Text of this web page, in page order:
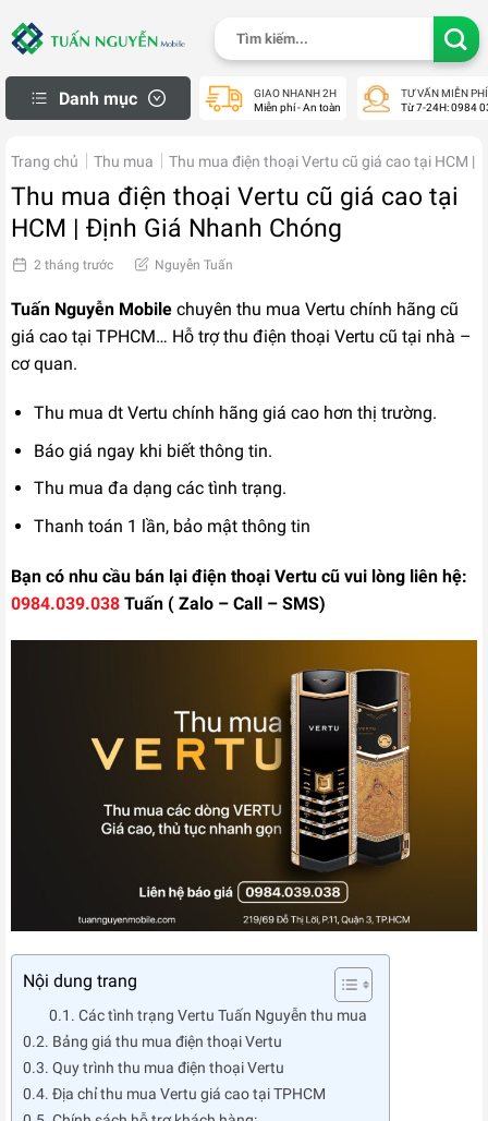
to
Tìm
Danh mục
Macbook cũ
Apple Watch cũ
iPad cũ
Samsung Cũ
Laptop cũ
Máy Ảnh Cũ
Khách Hàng
Mua Hàng Trả Góp
Check Bảo Hành
Liên hệ
GIAO NHANH 2H
Miễn phí - An toàn
TƯ VẤN MIỄN PHÍ
Từ 7-24H: 0984
Trang chủ Thu mua Thu mua điện thoại Vertu cũ giá cao tại HCM |
Thu mua điện thoại Vertu cũ giá cao tại
HCM | Định Giá Nhanh Chóng
2 tháng trước Nguyễn Tuấn
Tuấn Nguyễn Mobile chuyên thu mua Vertu chính hãng cũ
giá cao tại TPHCM… Hỗ trợ thu điện thoại Vertu cũ tại nhà –
cơ quan.
Thu mua dt Vertu chính hãng giá cao hơn thị trường.
Báo giá ngay khi biết thông tin.
Thu mua đa dạng các tình trạng.
Thanh toán 1 lần, bảo mật thông tin
Bạn có nhu cầu bán lại điện thoại Vertu cũ vui lòng liên hệ:
0984.039.038 Tuấn ( Zalo – Call – SMS)
Nội dung trang
Các tình trạng Vertu Tuấn Nguyễn thu mua
Bảng giá thu mua điện thoại Vertu
Quy trình thu mua điện thoại Vertu
Địa chỉ thu mua Vertu giá cao tại TPHCM